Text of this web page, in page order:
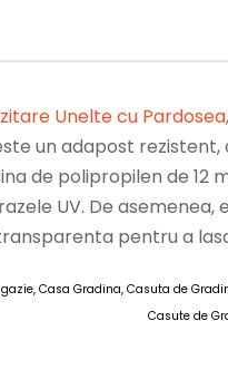
Unelte cu Pardosea,
un adapost
de polipropilen de
UV. De
pentru a
Casa Gradina, Casuta de
Casute de